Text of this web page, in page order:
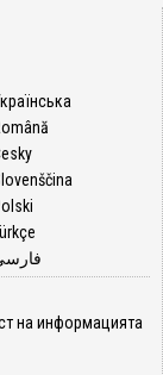
на информацията